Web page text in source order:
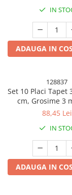
Maro
IN
ADAUGA IN COS
128837
Set 10 Placi Tapet
cm, Grosime 3
Rasina, Tip Placi
Gri/
88,45 Lei
IN
ADAUGA IN COS